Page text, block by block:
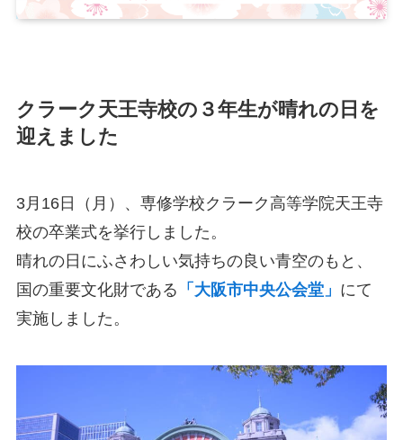
クラーク天王寺校の３年生が晴れの日を
迎えました
3月16日（月）、専修学校クラーク高等学院天王寺
校の卒業式を挙行しました。
晴れの日にふさわしい気持ちの良い青空のもと、
国の重要文化財である 「大阪市中央公会堂」 にて
実施しました。